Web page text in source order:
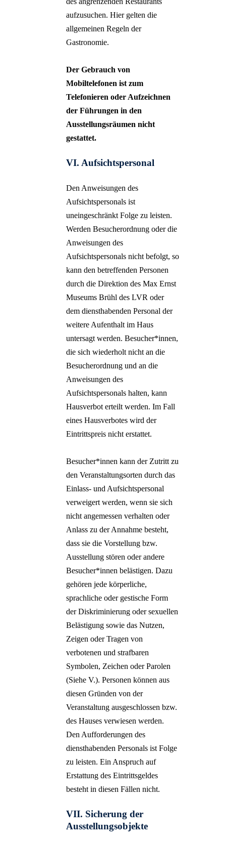
aufzusuchen. Hier gelten die
allgemeinen Regeln der
Gastronomie.
Der Gebrauch von
Mobiltelefonen ist zum
Telefonieren oder Aufzeichnen
der Führungen in den
Ausstellungsräumen nicht
gestattet.
VI. Aufsichtspersonal
Den Anweisungen des
Aufsichtspersonals ist
uneingeschränkt Folge zu leisten.
Werden Besucherordnung oder die
Anweisungen des
Aufsichtspersonals nicht befolgt, so
kann den betreffenden Personen
durch die Direktion des Max Ernst
Museums Brühl des LVR oder
dem diensthabenden Personal der
weitere Aufenthalt im Haus
untersagt werden. Besucher*innen,
die sich wiederholt nicht an die
Besucherordnung und an die
Anweisungen des
Aufsichtspersonals halten, kann
Hausverbot erteilt werden. Im Fall
eines Hausverbotes wird der
Eintrittspreis nicht erstattet.
Besucher*innen kann der Zutritt zu
den Veranstaltungsorten durch das
Einlass- und Aufsichtspersonal
verweigert werden, wenn sie sich
nicht angemessen verhalten oder
Anlass zu der Annahme besteht,
dass sie die Vorstellung bzw.
Ausstellung stören oder andere
Besucher*innen belästigen. Dazu
gehören jede körperliche,
sprachliche oder gestische Form
der Diskriminierung oder sexuellen
Belästigung sowie das Nutzen,
Zeigen oder Tragen von
verbotenen und strafbaren
Symbolen, Zeichen oder Parolen
(Siehe V.). Personen können aus
diesen Gründen von der
Veranstaltung ausgeschlossen bzw.
des Hauses verwiesen werden.
Den Aufforderungen des
diensthabenden Personals ist Folge
zu leisten. Ein Anspruch auf
Erstattung des Eintrittsgeldes
besteht in diesen Fällen nicht.
VII. Sicherung der
Ausstellungsobjekte